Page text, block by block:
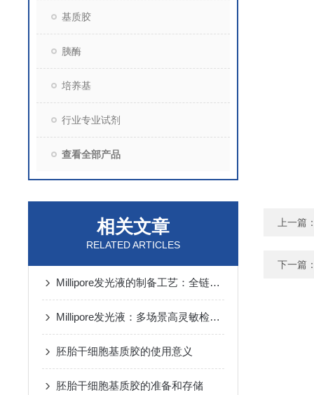
基质胶
胰酶
培养基
行业专业试剂
查看全部产品
相关文章
RELATED ARTICLES
Millipore发光液的制备工艺：全链路质控保障检测性能稳定
Millipore发光液：多场景高灵敏检测的核心试剂支撑
胚胎干细胞基质胶的使用意义
胚胎干细胞基质胶的准备和存储
上一篇
下一篇